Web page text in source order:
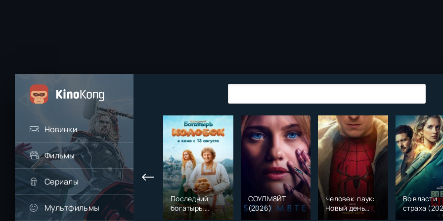
Новинки
Фильмы
Сериалы
Мультфильмы
Последний
богатырь.
Колобок (2026)
СОУЛМ8ЙТ
(2026)
Человек-паук:
Новый день
(2026)
Во власти
страха